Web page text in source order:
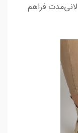
فراهم